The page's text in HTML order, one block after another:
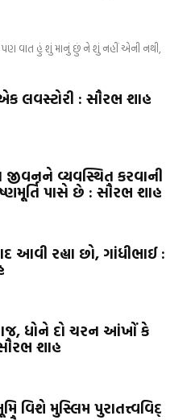
વાત હું શું માનું છું ને શું નહીં એની નથી,
લવસ્ટોરી : સૌરભ શાહ
વ્યવસ્થિત કરવાની
પાસે છે : સૌરભ શાહ
આવી રહ્યા છો, ગાંધીભાઈ :
ધોને દો ચરન આંખોં કે
શાહ
વિશે મુસ્લિમ પુરાતત્ત્વવિદ્